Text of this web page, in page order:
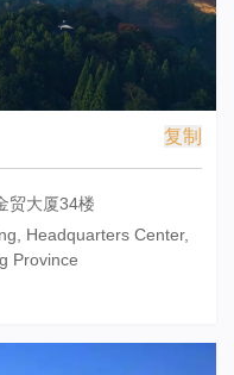
复制
贸大厦34楼
Headquarters Center,
Province